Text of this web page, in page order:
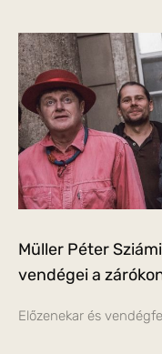
Müller Péter
vendégei a
Előzenekar és